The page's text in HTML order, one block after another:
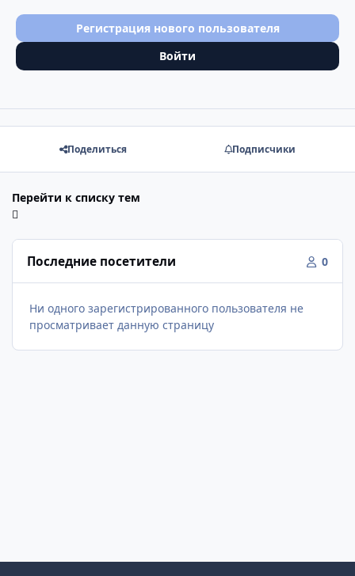
Регистрация нового пользователя
Войти
Поделиться Подписчики
Перейти к списку тем
Последние посетители 0
Ни одного зарегистрированного пользователя не
просматривает данную страницу